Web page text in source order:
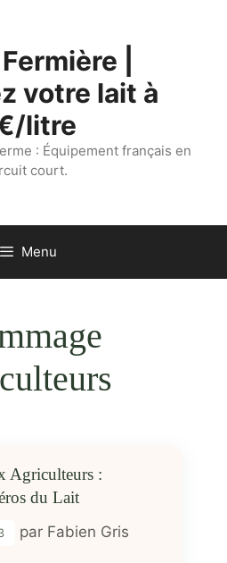
|
votre lait à
litre
: Équipement français en
court.
Menu
Agriculteurs :
du Lait
par Fabien Gris